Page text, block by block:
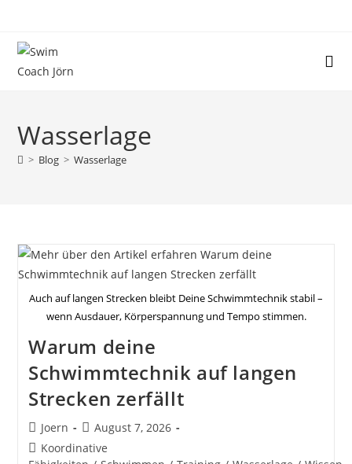
springen
Wasserlage
> Blog > Wasserlage
Auch auf langen Strecken bleibt Deine Schwimmtechnik stabil –
wenn Ausdauer, Körperspannung und Tempo stimmen.
Warum deine
Schwimmtechnik auf langen
Strecken zerfällt
Beitrags-
Autor:
Joern
Beitrag
veröffentlicht:
August 7, 2026
Beitrags-
Koordinative